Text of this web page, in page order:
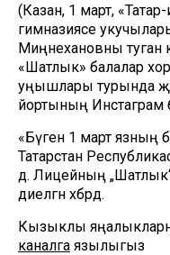
(Казан, 1 март,
гимназиясе
Миңнехановны туган
«Шатлык» балалар
уңышлары турында
йортының Инстаграм
«Бүген 1 март язның
Татарстан
дә. Лицейның
диелгән хәбәрдә.
Кызыклы
каналга язылыгыз